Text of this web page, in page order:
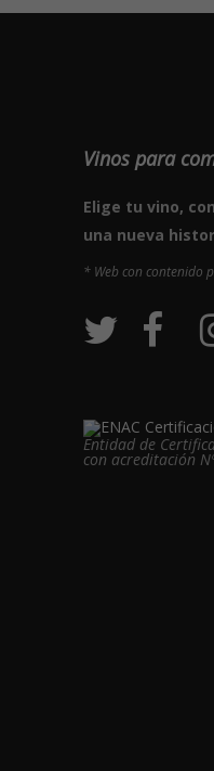
Vinos para
Elige tu vino,
una nueva
* Web con contenido
Entidad de
con acreditación